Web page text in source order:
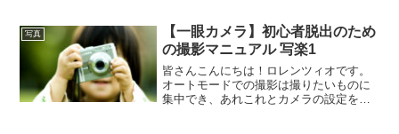
を書いていきます。カメラ設定の三大要
素はISO感度・絞り・シ...
写真
【一眼カメラ】初心者脱出のため
の撮影マニュアル 写楽1
皆さんこんにちは！ロレンツィオです。
オートモードでの撮影は撮りたいものに
集中でき、あれこれとカメラの設定をい